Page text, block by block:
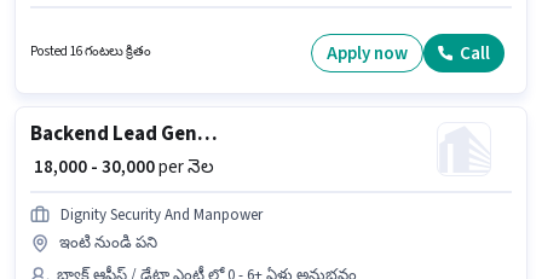
ఉండాలి. ఈ ఉద్యోగం ఫ్రెషర్ కోసం, నెల జీతం ₹20000 ఉంటుంది. ఈ ఉద్యోగానికి
ముఖ్యమైన డాక్యుమెంట్లు PAN Card, Aadhar Card, Bank Account అవసరం.
Posted 16 గంటలు క్రితం Apply now Call
Backend Lead Generate
₹ 18,000 - 30,000per నెల
Dignity Security And Manpower
ఇంటి నుండి పని